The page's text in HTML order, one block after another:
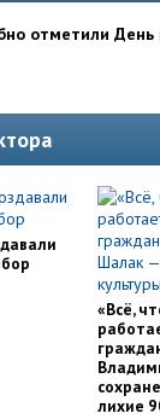
отметили
«Всё,
лихие